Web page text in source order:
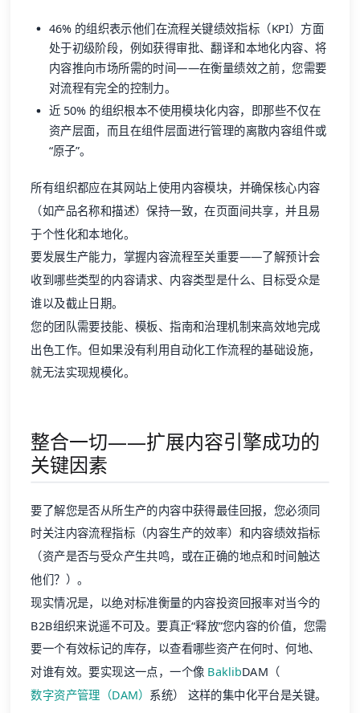
46% 的组织表示他们在流程关键绩效指标（KPI）方面
处于初级阶段，例如获得审批、翻译和本地化内容、将
内容推向市场所需的时间——在衡量绩效之前，您需要
对流程有完全的控制力。
近 50% 的组织根本不使用模块化内容，即那些不仅在
资产层面，而且在组件层面进行管理的离散内容组件或
“原子”。
所有组织都应在其网站上使用内容模块，并确保核心内容
（如产品名称和描述）保持一致，在页面间共享，并且易
于个性化和本地化。
要发展生产能力，掌握内容流程至关重要——了解预计会
收到哪些类型的内容请求、内容类型是什么、目标受众是
谁以及截止日期。
您的团队需要技能、模板、指南和治理机制来高效地完成
出色工作。但如果没有利用自动化工作流程的基础设施，
就无法实现规模化。
整合一切——扩展内容引擎成功的
关键因素
要了解您是否从所生产的内容中获得最佳回报，您必须同
时关注内容流程指标（内容生产的效率）和内容绩效指标
（资产是否与受众产生共鸣，或在正确的地点和时间触达
他们？）。
现实情况是，以绝对标准衡量的内容投资回报率对当今的
B2B组织来说遥不可及。要真正“释放”您内容的价值，您需
要一个有效标记的库存，以查看哪些资产在何时、何地、
对谁有效。要实现这一点，一个像 BaklibDAM（
数字资产管理（DAM） 系统） 这样的集中化平台是关键。